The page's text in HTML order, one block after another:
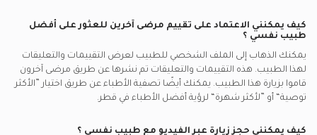
كيف يمكنني الاعتماد على تقييم مرضى آخرين للعثور على أفضل
طبيب نفسي ؟
يمكنك الذهاب إلى الملف الشخصي للطبيب لعرض التقييمات والتعليقات
لهذا الطبيب. هذه التقييمات والتعليقات تم نشرها عن طريق مرضى آخرون
قاموا بزيارة هذا الطبيب. يمكنك أيضًا تصفية الأطباء عن طريق اختيار ”الأكثر
توصية“ أو ”لأكثر شهرة“ لرؤية أفضل الأطباء في قطر.
كيف يمكنني حجز زيارة عبر الفيديو مع طبيب نفسي ؟